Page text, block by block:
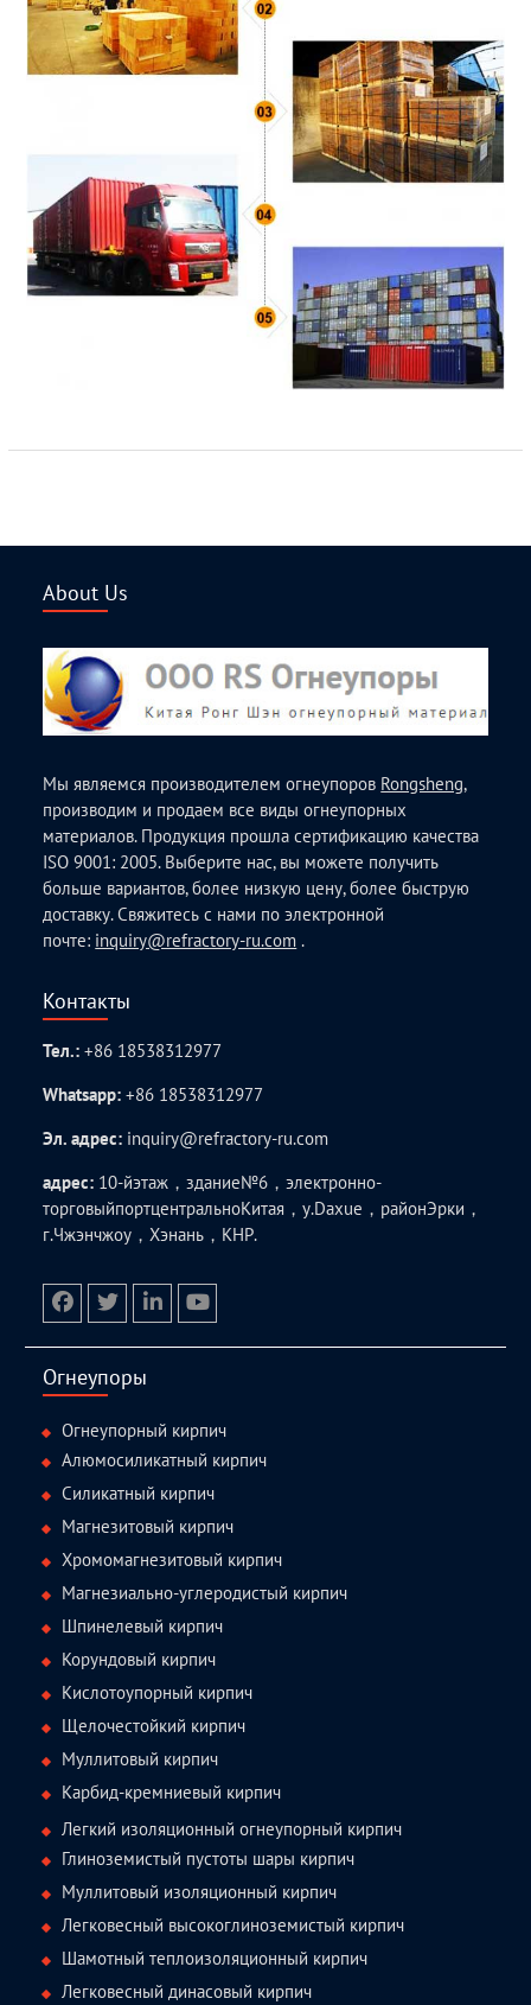
About Us
Мы являемся производителем огнеупоров Rongsheng,
производим и продаем все виды огнеупорных
материалов. Продукция прошла сертификацию качества
ISO 9001: 2005. Выберите нас, вы можете получить
больше вариантов, более низкую цену, более быструю
доставку. Свяжитесь с нами по электронной
почте: inquiry@refractory-ru.com .
Контакты
Тел.:+86 18538312977
Whatsapp:+86 18538312977
Эл. адрес: inquiry@refractory-ru.com
адрес: 10-йэтаж，здание№6，электронно-
торговыйпортцентральноКитая，у.Daxue，районЭрки，
г.Чжэнчжоу，Хэнань，КНР.
Огнеупоры
Огнеупорный кирпич
Алюмосиликатный кирпич
Силикатный кирпич
Магнезитовый кирпич
Хромомагнезитовый кирпич
Магнезиально-углеродистый кирпич
Шпинелевый кирпич
Корундовый кирпич
Кислотоупорный кирпич
Щелочестойкий кирпич
Муллитовый кирпич
Карбид-кремниевый кирпич
Легкий изоляционный огнеупорный кирпич
Глиноземистый пустоты шары кирпич
Муллитовый изоляционный кирпич
Легковесный высокоглиноземистый кирпич
Шамотный теплоизоляционный кирпич
Легковесный динасовый кирпич